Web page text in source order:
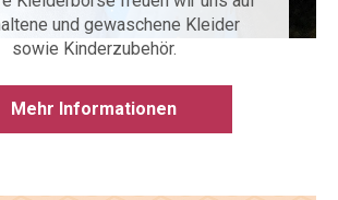
und gewaschene Kleider
sowie Kinderzubehör.
Mehr Informationen